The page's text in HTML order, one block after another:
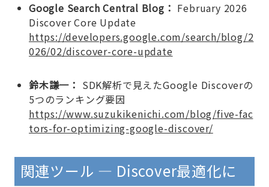
Google Search Central Blog： February 2026
Discover Core Update
https://developers.google.com/search/blog/2
026/02/discover-core-update
鈴木謙一： SDK解析で見えたGoogle Discoverの
5つのランキング要因
https://www.suzukikenichi.com/blog/five-fac
tors-for-optimizing-google-discover/
関連ツール — Discover最適化に